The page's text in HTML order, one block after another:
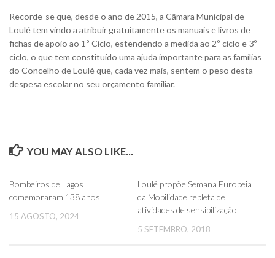
Recorde-se que, desde o ano de 2015, a Câmara Municipal de
Loulé tem vindo a atribuir gratuitamente os manuais e livros de
fichas de apoio ao 1º Ciclo, estendendo a medida ao 2º ciclo e 3º
ciclo, o que tem constituído uma ajuda importante para as famílias
do Concelho de Loulé que, cada vez mais, sentem o peso desta
despesa escolar no seu orçamento familiar.
YOU MAY ALSO LIKE...
Bombeiros de Lagos
comemoraram 138 anos
15 AGOSTO, 2024
Loulé propõe Semana Europeia
da Mobilidade repleta de
atividades de sensibilização
5 SETEMBRO, 2018